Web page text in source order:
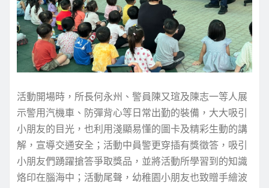
活動開場時，所長何永州、警員陳又瑄及陳志一等人展
示警用汽機車、防彈背心等日常出勤的裝備，大大吸引
小朋友的目光，也利用淺顯易懂的圖卡及精彩生動的講
解，宣導交通安全；活動中員警更穿插有獎徵答，吸引
小朋友們踴躍搶答爭取獎品，並將活動所學習到的知識
烙印在腦海中；活動尾聲，幼稚園小朋友也致贈手繪波